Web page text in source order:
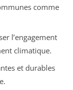
comme
l’engagement
climatique.
et durables